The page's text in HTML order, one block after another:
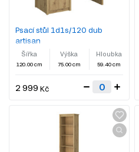
Psací stůl 1d1s/120 dub
artisan
Šířka
120.00 cm
Výška
75.00 cm
Hloubka
59.40 cm
2 999 Kč